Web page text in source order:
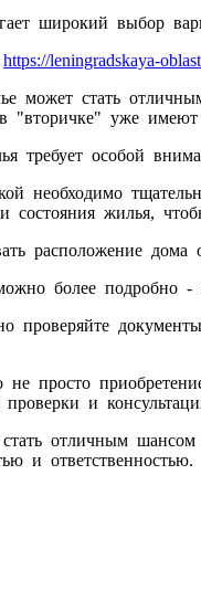
широкий выбор
https://leningradskaya-
может стать
"вторичке" уже
требует особой
необходимо
состояния жилья,
расположение
более
проверяйте
просто
и
отличным шансом
и ответственностью.